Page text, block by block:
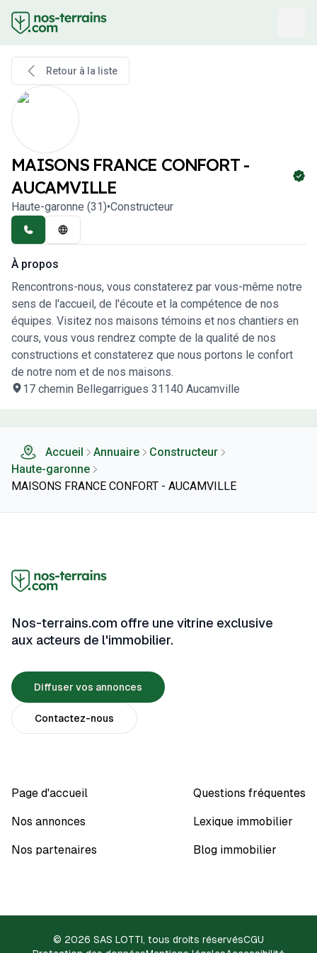
Retour à la liste
MAISONS FRANCE CONFORT -
AUCAMVILLE
Haute-garonne (31)•Constructeur
À propos
Rencontrons-nous, vous constaterez par vous-même notre
sens de l'accueil, de l'écoute et la compétence de nos
équipes. Visitez nos maisons témoins et nos chantiers en
cours, vous vous rendrez compte de la qualité de nos
constructions et constaterez que nous portons le confort
de notre nom et de nos maisons.
17 chemin Bellegarrigues 31140 Aucamville
Accueil Annuaire
Constructeur
Haute-garonne
MAISONS FRANCE CONFORT - AUCAMVILLE
Nos-terrains.com offre une vitrine exclusive
aux acteurs de l'immobilier.
Diffuser vos annonces
Contactez-nous
Page d'accueil
Nos annonces
Nos partenaires
Questions fréquentes
Lexique immobilier
Blog immobilier
© 2026 SAS LOTTI, tous droits réservésCGU